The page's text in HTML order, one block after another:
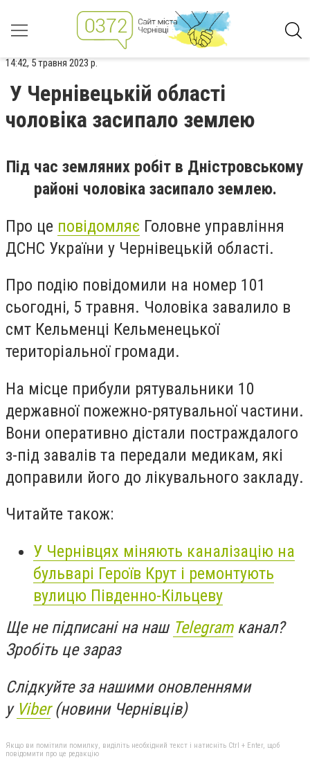
14:42, 5 травня 2023 р.
У Чернівецькій області
чоловіка засипало землею
Під час земляних робіт в Дністровському
районі чоловіка засипало землею.
Про це повідомляє Головне управління
ДСНС України у Чернівецькій області.
Про подію повідомили на номер 101
сьогодні, 5 травня. Чоловіка завалило в
смт Кельменці Кельменецької
територіальної громади.
На місце прибули рятувальники 10
державної пожежно-рятувальної частини.
Вони оперативно дістали постраждалого
з-під завалів та передали медикам, які
доправили його до лікувального закладу.
Читайте також:
У Чернівцях міняють каналізацію на
бульварі Героїв Крут і ремонтують
вулицю Південно-Кільцеву
Ще не підписані на наш Telegramканал?
Зробіть це зараз
Слідкуйте за нашими оновленнями
у Viber(новини Чернівців)
Якщо ви помітили помилку, виділіть необхідний текст і натисніть Ctrl + Enter, щоб
повідомити про це редакцію